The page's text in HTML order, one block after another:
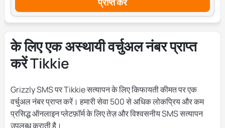
के लिए एक अस्थायी वर्चुअल नंबर प्राप्त
करें Tikkie
Grizzly SMS पर Tikkie सत्यापन के लिए किफायती कीमत पर एक
वर्चुअल नंबर प्राप्त करें। हमारी सेवा 500 से अधिक लोकप्रिय और कम
प्रसिद्ध ऑनलाइन प्लेटफ़ॉर्म के लिए तेज़ और विश्वसनीय SMS सत्यापन
उपलब्ध कराती है।